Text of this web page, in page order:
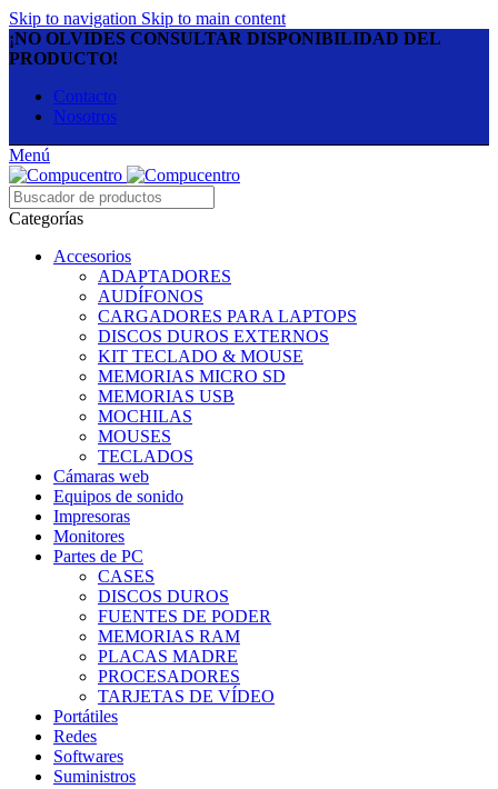
Skip to navigation Skip to main content
¡NO OLVIDES CONSULTAR DISPONIBILIDAD DEL
PRODUCTO!
Contacto
Nosotros
Menú
Categorías
Accesorios
ADAPTADORES
AUDÍFONOS
CARGADORES PARA LAPTOPS
DISCOS DUROS EXTERNOS
KIT TECLADO & MOUSE
MEMORIAS MICRO SD
MEMORIAS USB
MOCHILAS
MOUSES
TECLADOS
Cámaras web
Equipos de sonido
Impresoras
Monitores
Partes de PC
CASES
DISCOS DUROS
FUENTES DE PODER
MEMORIAS RAM
PLACAS MADRE
PROCESADORES
TARJETAS DE VÍDEO
Portátiles
Redes
Softwares
Suministros